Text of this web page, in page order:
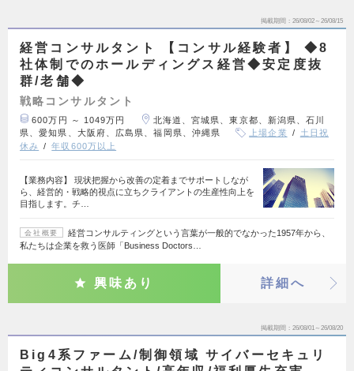
掲載期間 26/08/02～26/08/15
経営コンサルタント 【コンサル経験者】 ◆8
社体制でのホールディングス経営◆安定度抜
群/老舗◆
戦略コンサルタント
600万円 ～ 1049万円
北海道、宮城県、東京都、新潟県、石川
県、愛知県、大阪府、広島県、福岡県、沖縄県
上場企業
土日祝
休み
年収600万以上
【業務内容】 現状把握から改善の定着までサポートしなが
ら、経営的・戦略的視点に立ちクライアントの生産性向上を
目指します。チ…
会社概要
経営コンサルティングという言葉が一般的でなかった1957年から、
私たちは企業を救う医師「Business Doctors…
興味あり 詳細へ
掲載期間 26/08/01～26/08/20
Big4系ファーム/制御領域 サイバーセキュリ